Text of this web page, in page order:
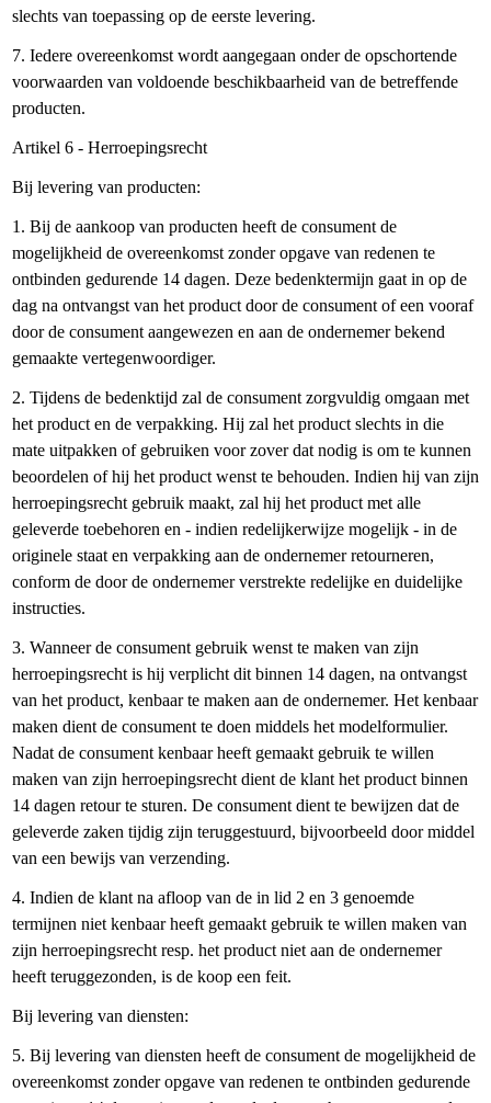
slechts van toepassing op de eerste levering.
7. Iedere overeenkomst wordt aangegaan onder de opschortende
voorwaarden van voldoende beschikbaarheid van de betreffende
producten.
Artikel 6 - Herroepingsrecht
Bij levering van producten:
1. Bij de aankoop van producten heeft de consument de
mogelijkheid de overeenkomst zonder opgave van redenen te
ontbinden gedurende 14 dagen. Deze bedenktermijn gaat in op de
dag na ontvangst van het product door de consument of een vooraf
door de consument aangewezen en aan de ondernemer bekend
gemaakte vertegenwoordiger.
2. Tijdens de bedenktijd zal de consument zorgvuldig omgaan met
het product en de verpakking. Hij zal het product slechts in die
mate uitpakken of gebruiken voor zover dat nodig is om te kunnen
beoordelen of hij het product wenst te behouden. Indien hij van zijn
herroepingsrecht gebruik maakt, zal hij het product met alle
geleverde toebehoren en - indien redelijkerwijze mogelijk - in de
originele staat en verpakking aan de ondernemer retourneren,
conform de door de ondernemer verstrekte redelijke en duidelijke
instructies.
3. Wanneer de consument gebruik wenst te maken van zijn
herroepingsrecht is hij verplicht dit binnen 14 dagen, na ontvangst
van het product, kenbaar te maken aan de ondernemer. Het kenbaar
maken dient de consument te doen middels het modelformulier.
Nadat de consument kenbaar heeft gemaakt gebruik te willen
maken van zijn herroepingsrecht dient de klant het product binnen
14 dagen retour te sturen. De consument dient te bewijzen dat de
geleverde zaken tijdig zijn teruggestuurd, bijvoorbeeld door middel
van een bewijs van verzending.
4. Indien de klant na afloop van de in lid 2 en 3 genoemde
termijnen niet kenbaar heeft gemaakt gebruik te willen maken van
zijn herroepingsrecht resp. het product niet aan de ondernemer
heeft teruggezonden, is de koop een feit.
Bij levering van diensten:
5. Bij levering van diensten heeft de consument de mogelijkheid de
overeenkomst zonder opgave van redenen te ontbinden gedurende